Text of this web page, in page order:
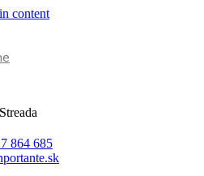
content
864 685